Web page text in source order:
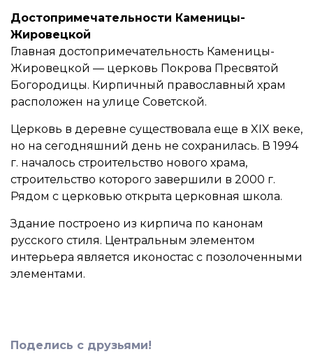
Достопримечательности Каменицы-
Жировецкой
Главная достопримечательность Каменицы-
Жировецкой — церковь Покрова Пресвятой
Богородицы. Кирпичный православный храм
расположен на улице Советской.
Церковь в деревне существовала еще в XIX веке,
но на сегодняшний день не сохранилась. В 1994
г. началось строительство нового храма,
строительство которого завершили в 2000 г.
Рядом с церковью открыта церковная школа.
Здание построено из кирпича по канонам
русского стиля. Центральным элементом
интерьера является иконостас с позолоченными
элементами.
Поделись с друзьями!